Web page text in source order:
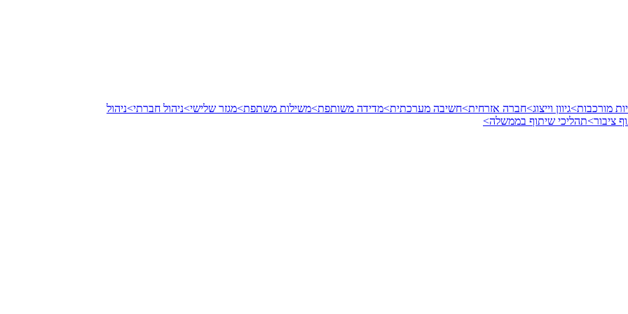
מורכבות>גיוון וייצוג>חברה אזרחית>חשיבה מערכתית>מדידה משותפת>משילות משתפת>מגזר שלישי>ניהול חברתי>ניהול
ציבור>תהליכי שיתוף בממשלה>